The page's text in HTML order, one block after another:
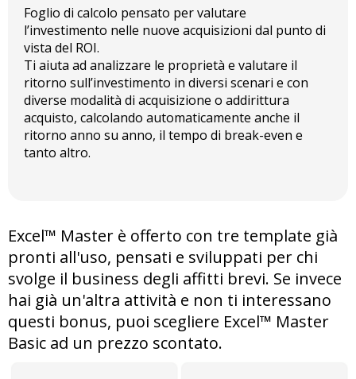
Foglio di calcolo pensato per valutare
l’investimento nelle nuove acquisizioni dal punto di
vista del ROI.
Ti aiuta ad analizzare le proprietà e valutare il
ritorno sull’investimento in diversi scenari e con
diverse modalità di acquisizione o addirittura
acquisto, calcolando automaticamente anche il
ritorno anno su anno, il tempo di break-even e
tanto altro.
Excel™ Master è offerto con tre template già
pronti all'uso, pensati e sviluppati per chi
svolge il business degli affitti brevi. Se invece
hai già un'altra attività e non ti interessano
questi bonus, puoi scegliere Excel™ Master
Basic ad un prezzo scontato.